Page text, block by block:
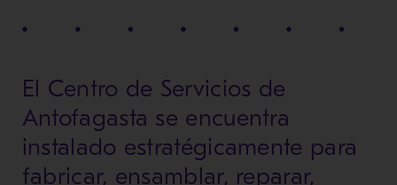
El Centro de Servicios de
Antofagasta se encuentra
instalado estratégicamente para
fabricar, ensamblar, reparar,